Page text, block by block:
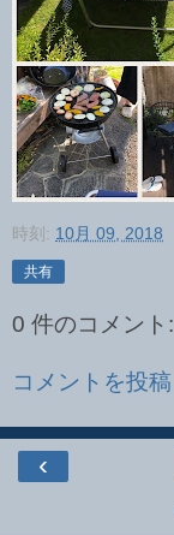
時刻: 10月 09, 2018
共有
0 件のコメント:
コメントを投稿
‹